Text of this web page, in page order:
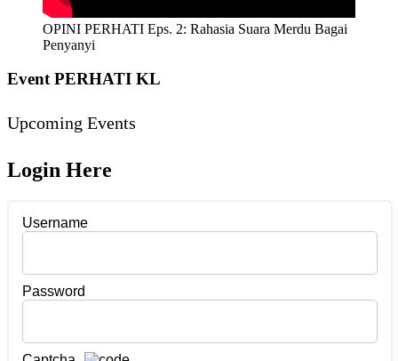
OPINI PERHATI Eps. 2: Rahasia Suara Merdu Bagai
Penyanyi
Event PERHATI KL
Upcoming Events
Login Here
Username
Password